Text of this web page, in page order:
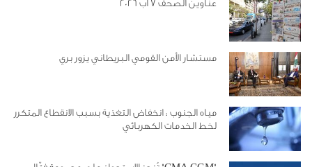
عناوين الصحف 7 آب 2026
مستشار الأمن القومي البريطاني يزور بري
مياه الجنوب : انخفاض التغذية بسبب الانقطاع المتكرر
لخط الخدمات الكهربائي